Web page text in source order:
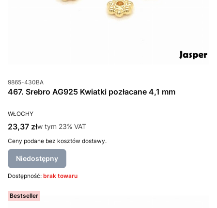
Kod produktu
9865-430BA
467. Srebro AG925 Kwiatki pozłacane 4,1 mm
PRODUCENT
WŁOCHY
Cena brutto
23,37 złw tym %s VAT
w tym 23% VAT
Ceny podane bez kosztów dostawy.
Niedostępny
Dostępność: brak towaru
Bestseller